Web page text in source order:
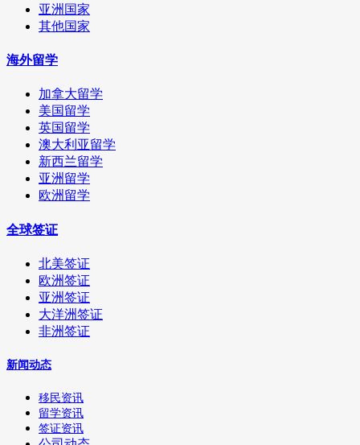
亚洲国家
其他国家
海外留学
加拿大留学
美国留学
英国留学
澳大利亚留学
新西兰留学
亚洲留学
欧洲留学
全球签证
北美签证
欧洲签证
亚洲签证
大洋洲签证
非洲签证
新闻动态
移民资讯
留学资讯
签证资讯